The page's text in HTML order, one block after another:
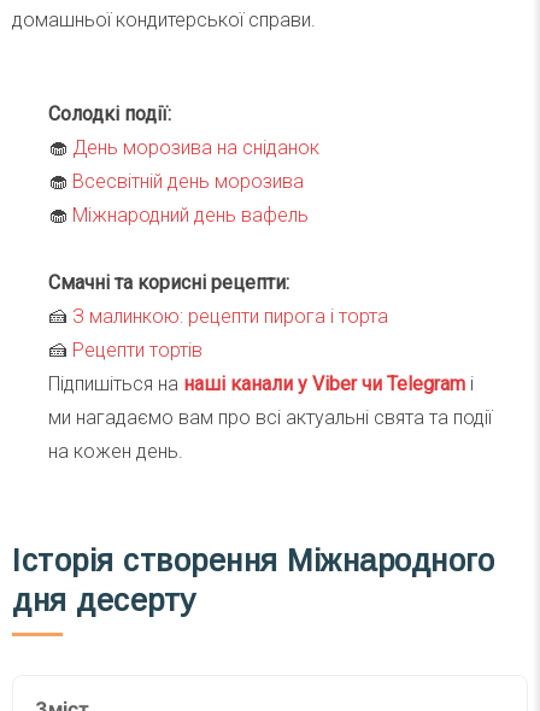
домашньої кондитерської справи.
Солодкі події:
🧁 День морозива на сніданок
🧁 Всесвітній день морозива
🧁 Міжнародний день вафель
Смачні та корисні рецепти:
🍰 З малинкою: рецепти пирога і торта
🍰 Рецепти тортів
Підпишіться на наші канали у Viber чи Telegram і
ми нагадаємо вам про всі актуальні свята та події
на кожен день.
Історія створення Міжнародного
дня десерту